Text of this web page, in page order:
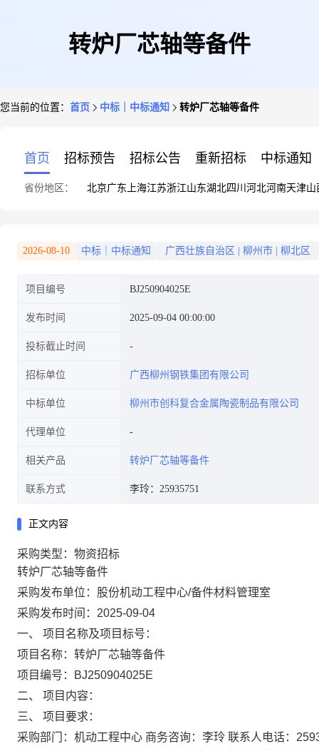
转炉厂芯轴等备件
您当前的位置： 首页 中标｜中标通知 转炉厂芯轴等备件
首页 招标预告 招标公告 重新招标 中标通知
省份地区： 北京广东 上海江苏浙江山东湖北四川 河北河南天津山
2026-08-10 中标｜中标通知 广西壮族自治区 柳州市 柳北区
项目编号 BJ250904025E
发布时间 2025-09-04 00:00:00
投标截止时间
招标单位 广西柳州钢铁集团有限公司
中标单位 柳州市创科复合金属陶瓷制品有限公司
代理单位
相关产品 转炉厂芯轴等备件
联系方式 李玲：25935751
正文内容
采购类型：物资招标
转炉厂芯轴等备件
采购发布单位：股份机动工程中心/备件材料管理室
采购发布时间：2025-09-04
一、 项目名称及项目标号：
项目名称：转炉厂芯轴等备件
项目编号：BJ250904025E
二、 项目内容：
三、 项目要求：
采购部门：机动工程中心 商务咨询：李玲 联系人电话：